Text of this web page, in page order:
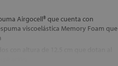
Airgocell® que cuenta con
viscoelástica Memory Foam que